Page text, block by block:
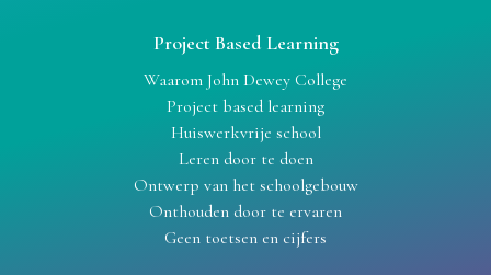
Project Based Learning
Waarom John Dewey College
Project based learning
Huiswerkvrije school
Leren door te doen
Ontwerp van het schoolgebouw
Onthouden door te ervaren
Geen toetsen en cijfers